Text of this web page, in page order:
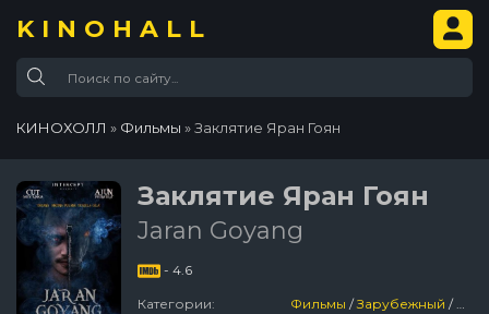
KINOHALL
КИНОХОЛЛ » Фильмы » Заклятие Яран Гоян
Заклятие Яран Гоян
Jaran Goyang
- 4.6
Категории: Фильмы /Зарубежный /